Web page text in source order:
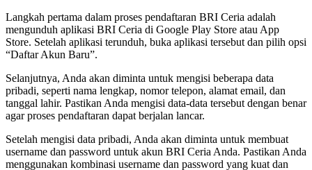
Langkah pertama dalam proses pendaftaran BRI Ceria adalah
mengunduh aplikasi BRI Ceria di Google Play Store atau App
Store. Setelah aplikasi terunduh, buka aplikasi tersebut dan pilih opsi
“Daftar Akun Baru”.
Selanjutnya, Anda akan diminta untuk mengisi beberapa data
pribadi, seperti nama lengkap, nomor telepon, alamat email, dan
tanggal lahir. Pastikan Anda mengisi data-data tersebut dengan benar
agar proses pendaftaran dapat berjalan lancar.
Setelah mengisi data pribadi, Anda akan diminta untuk membuat
username dan password untuk akun BRI Ceria Anda. Pastikan Anda
menggunakan kombinasi username dan password yang kuat dan